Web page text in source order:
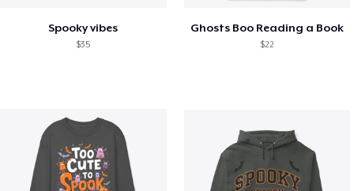
Spooky vibes
$35
Ghosts Boo Reading a Book
$22